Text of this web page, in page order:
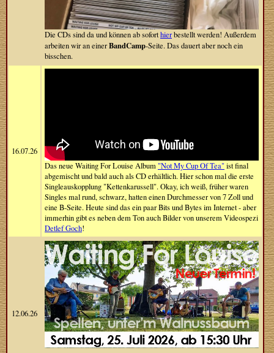
Die CDs sind da und können ab soforthierbestellt werden! Außerdem
arbeiten wir an einerBandCamp-Seite. Das dauert aber noch ein
bisschen.
16.07.26
Das neue Waiting For Louise Album "Not My Cup Of Tea" ist final
abgemischt und bald auch als CD erhältlich. Hier schon mal die erste
Singleauskopplung "Kettenkarussell". Okay, ich weiß, früher waren
Singles mal rund, schwarz, hatten einen Durchmesser von 7 Zoll und
eine B-Seite. Heute sind das ein paar Bits und Bytes im Internet - aber
immerhin gibt es neben dem Ton auch Bilder von unserem Videospezi
Detlef Goch!
12.06.26